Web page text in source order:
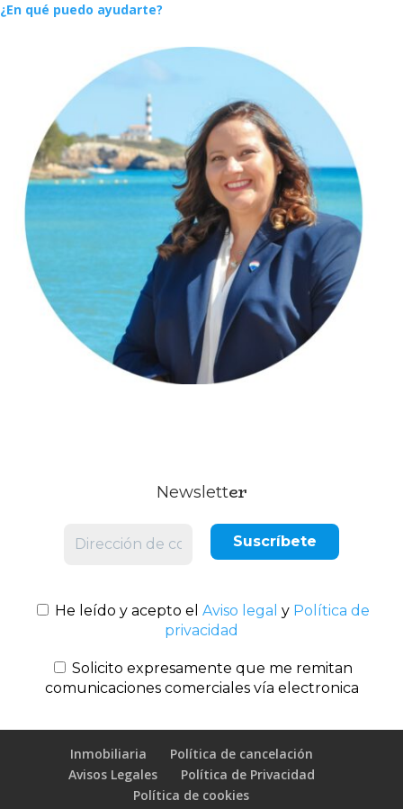
¿En qué puedo ayudarte?
Newsletter
He leído y acepto el Aviso legal y Política de
privacidad
Solicito expresamente que me remitan
comunicaciones comerciales vía electronica
Inmobiliaria
Política de cancelación
Avisos Legales
Política de Privacidad
Política de cookies